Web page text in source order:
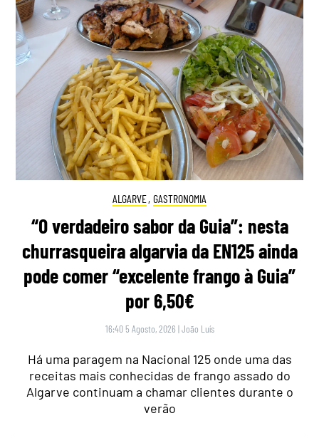
ALGARVE, GASTRONOMIA
“O verdadeiro sabor da Guia”: nesta
churrasqueira algarvia da EN125 ainda
pode comer “excelente frango à Guia”
por 6,50€
16:40 5 Agosto, 2026 |João Luís
Há uma paragem na Nacional 125 onde uma das
receitas mais conhecidas de frango assado do
Algarve continuam a chamar clientes durante o
verão